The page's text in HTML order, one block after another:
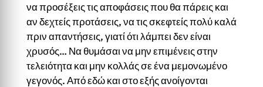
να προσέξεις τις αποφάσεις που θα πάρεις και
αν δεχτείς προτάσεις, να τις σκεφτείς πολύ καλά
πριν απαντήσεις, γιατί ότι λάμπει δεν είναι
χρυσός… Να θυμάσαι να μην επιμένεις στην
τελειότητα και μην κολλάς σε ένα μεμονωμένο
γεγονός. Από εδώ και στο εξής ανοίγονται